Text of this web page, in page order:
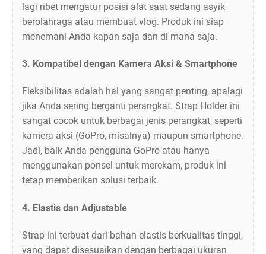
lagi ribet mengatur posisi alat saat sedang asyik
berolahraga atau membuat vlog. Produk ini siap
menemani Anda kapan saja dan di mana saja.
3. Kompatibel dengan Kamera Aksi & Smartphone
Fleksibilitas adalah hal yang sangat penting, apalagi
jika Anda sering berganti perangkat. Strap Holder ini
sangat cocok untuk berbagai jenis perangkat, seperti
kamera aksi (GoPro, misalnya) maupun smartphone.
Jadi, baik Anda pengguna GoPro atau hanya
menggunakan ponsel untuk merekam, produk ini
tetap memberikan solusi terbaik.
4. Elastis dan Adjustable
Strap ini terbuat dari bahan elastis berkualitas tinggi,
yang dapat disesuaikan dengan berbagai ukuran